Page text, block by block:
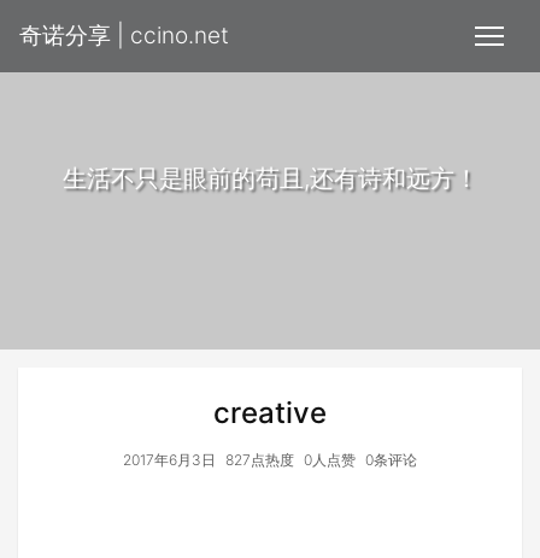
奇诺分享 | ccino.net
生活不只是眼前的苟且,还有诗和远方！
creative
2017年6月3日 827点热度 0人点赞 0条评论